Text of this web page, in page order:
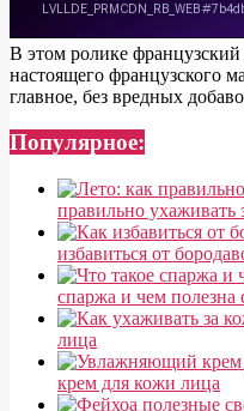
В этом ролике
настоящего французского
главное, без вредных
Популярное:
правильно ухаживать
избавиться от
спаржа и чем полезна
лица
крем для кожи лица